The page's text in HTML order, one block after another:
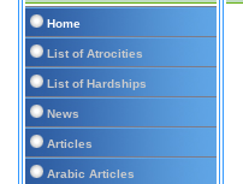
Home
List of Atrocities
List of Hardships
News
Articles
Arabic Articles